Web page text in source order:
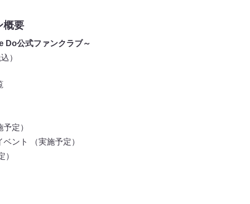
概要
Do公式ファンクラブ～
）
定）
ント （実施予定）
）